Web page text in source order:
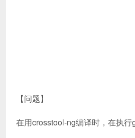
【问题】
在用crosstool-ng编译时，在执行